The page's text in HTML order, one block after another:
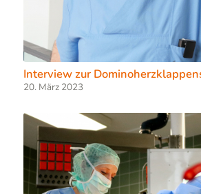
Interview zur
20. März 2023